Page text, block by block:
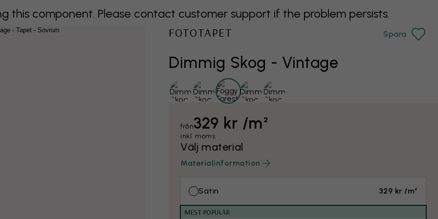
this component. Please contact customer support if the problem persists.
Dimmig Skog - Vintage
FOTOTAPET Spara
från329 kr /m²
inkl. moms
Välj material
Materialinformation
Satin 329 kr /m²
MEST POPULÄR